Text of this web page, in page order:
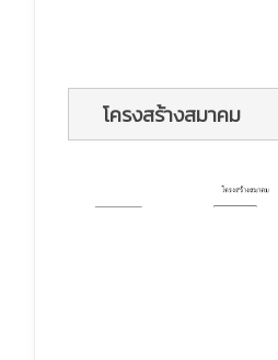
โครงสร้างสมาคม